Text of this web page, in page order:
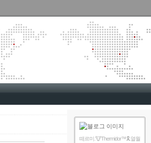
떼르미.🐮Thermidor™🎗️.열월